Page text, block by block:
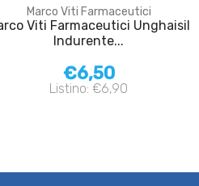
Marco Viti Farmaceutici
Viti Farmaceutici Unghaisil
Indurente...
€6,50
Listino: €6,90